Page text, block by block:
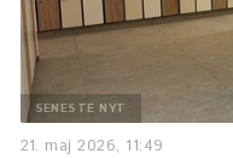
SENESTE NYT
21. maj 2026, 11:49